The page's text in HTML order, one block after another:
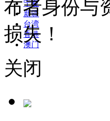
宁夏
新疆
台湾
香港
澳门
布者身份与
损失！
关闭